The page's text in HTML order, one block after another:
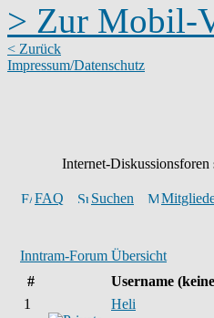
> Zur Mobil-
< Zurück
Impressum/Datenschutz
Internet-
FAQ Suchen
Inntram-Forum Übersicht
#
Username
1
Heli